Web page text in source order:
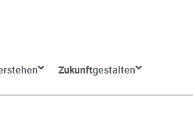
Zukunftgestalten